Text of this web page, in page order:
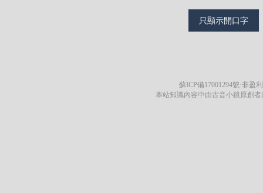
蘇ICP備17001294號·非盈
本站知識內容中由古音小鏡原創